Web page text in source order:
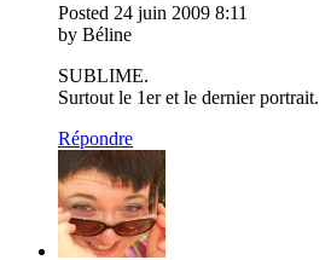
Posted 24 juin 2009 8:11
by Béline
SUBLIME.
Surtout le 1er et le dernier portrait.
Répondre